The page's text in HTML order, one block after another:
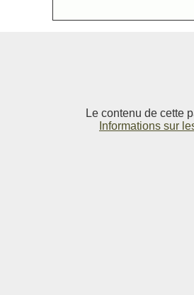
Le contenu de cette
Informations sur